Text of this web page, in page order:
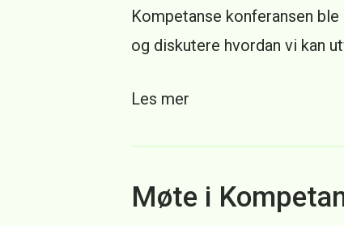
Kompetanse konferansen
og diskutere hvordan vi kan
Les mer
Møte i